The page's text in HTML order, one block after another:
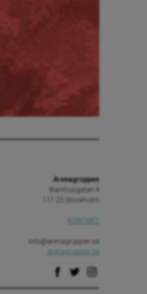
Arenagruppen
Barnhusgatan 4
111 23 Stockholm
info@arenagruppen.se
arenagruppen.se